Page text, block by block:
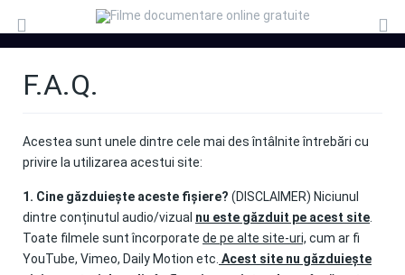
F.A.Q.
Acestea sunt unele dintre cele mai des întâlnite întrebări cu
privire la utilizarea acestui site:
1. Cine găzduiește aceste fișiere? (DISCLAIMER) Niciunul
dintre conținutul audio/vizual nu este găzduit pe acest site
Toate filmele sunt încorporate de pe alte site-uri, cum ar fi
YouTube, Vimeo, Daily Motion etc. Acest site nu găzduiește